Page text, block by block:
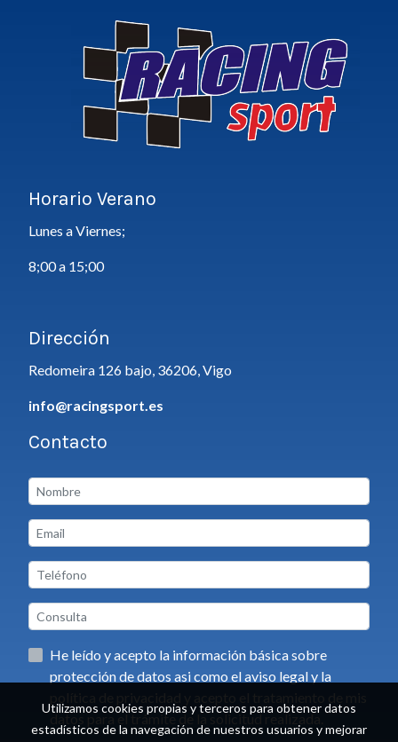
Horario Verano
Lunes a Viernes;
8;00 a 15;00
Dirección
Redomeira 126 bajo, 36206, Vigo
info@racingsport.es
Contacto
He leído y acepto la información básica sobre
protección de datos asi como el aviso legal y la
datos para el trámite de la solicitud realizada.
Utilizamos cookies propias y terceros para obtener datos
estadísticos de la navegación de nuestros usuarios y mejorar